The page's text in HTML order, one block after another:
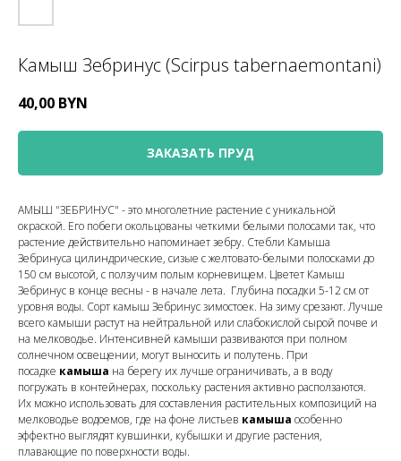
Камыш Зебринус (Scirpus tabernaemontani)
40,00 BYN
ЗАКАЗАТЬ ПРУД
АМЫШ "ЗЕБРИНУС" - это многолетние растение с уникальной
окраской. Его побеги окольцованы четкими белыми полосами так, что
растение действительно напоминает зебру. Стебли Камыша
Зебринуса цилиндрические, сизые с желтовато-белыми полосками до
150 см высотой, с ползучим полым корневищем. Цветет Камыш
Зебринус в конце весны - в начале лета. Глубина посадки 5-12 см от
уровня воды. Сорт камыш Зебринус зимостоек. На зиму срезают. Лучше
всего камыши растут на нейтральной или слабокислой сырой почве и
на мелководье. Интенсивней камыши развиваются при полном
солнечном освещении, могут выносить и полутень. При
посадке камыша на берегу их лучше ограничивать, а в воду
погружать в контейнерах, поскольку растения активно расползаются.
Их можно использовать для составления растительных композиций на
мелководье водоемов, где на фоне листьев камыша особенно
эффектно выглядят кувшинки, кубышки и другие растения,
плавающие по поверхности воды.